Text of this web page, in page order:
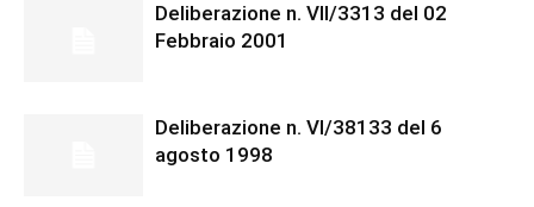
Deliberazione n. VII/3313 del 02
Febbraio 2001
Deliberazione n. VI/38133 del 6
agosto 1998